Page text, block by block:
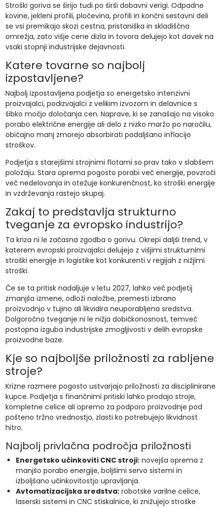
Stroški goriva se širijo tudi po širši dobavni verigi. Odpadne
kovine, jekleni profili, pločevina, profili in končni sestavni deli
se vsi premikajo skozi cestna, pristaniška in skladiščna
omrežja, zato višje cene dizla in tovora delujejo kot davek na
vsaki stopnji industrijske dejavnosti.
Katere tovarne so najbolj
izpostavljene?
Najbolj izpostavljena podjetja so energetsko intenzivni
proizvajalci, podizvajalci z velikim izvozom in delavnice s
šibko močjo določanja cen. Naprave, ki se zanašajo na visoko
porabo električne energije ali delo z nizko maržo po naročilu,
običajno manj zmorejo absorbirati podaljšano inflacijo
stroškov.
Podjetja s starejšimi strojnimi flotami so prav tako v slabšem
položaju. Stara oprema pogosto porabi več energije, povzroči
več nedelovanja in otežuje konkurenčnost, ko stroški energije
in vzdrževanja rastejo skupaj.
Zakaj to predstavlja strukturno
tveganje za evropsko industrijo?
Ta kriza ni le začasna zgodba o gorivu. Okrepi daljši trend, v
katerem evropski proizvajalci delujejo z višjimi strukturnimi
stroški energije in logistike kot konkurenti v regijah z nižjimi
stroški.
Če se ta pritisk nadaljuje v letu 2027, lahko več podjetij
zmanjša izmene, odloži naložbe, premesti izbrano
proizvodnjo v tujino ali likvidira neuporabljena sredstva.
Dolgoročno tveganje ni le nižja dobičkonosnost, temveč
postopna izguba industrijske zmogljivosti v delih evropske
proizvodne baze.
Kje so najboljše priložnosti za rabljene
stroje?
Krizne razmere pogosto ustvarjajo priložnosti za disciplinirane
kupce. Podjetja s finančnimi pritiski lahko prodajo stroje,
kompletne celice ali opremo za podporo proizvodnje pod
pošteno tržno vrednostjo, zlasti ko potrebujejo likvidnost
hitro.
Najbolj privlačna področja priložnosti
Energetsko učinkoviti CNC stroji:novejša oprema z
manjšo porabo energije, boljšimi servo sistemi in
izboljšano učinkovitostjo upravljanja.
Avtomatizacijska sredstva:robotske varilne celice,
laserski sistemi in CNC stiskalnice, ki znižujejo stroške